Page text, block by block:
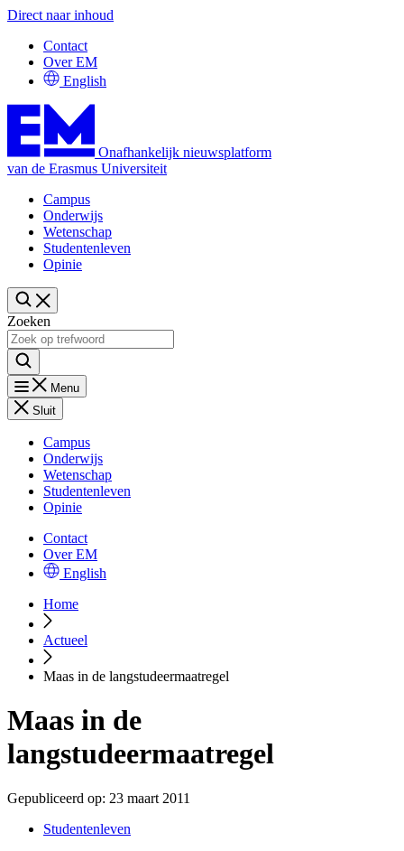
Direct naar inhoud
Contact
Over EM
English
Onafhankelijk nieuwsplatform
van de Erasmus Universiteit
Campus
Onderwijs
Wetenschap
Studentenleven
Opinie
Zoeken
Menu
Sluit
Campus
Onderwijs
Wetenschap
Studentenleven
Opinie
Contact
Over EM
English
Home
Actueel
Maas in de langstudeermaatregel
Maas in de
langstudeermaatregel
Gepubliceerd op: 23 maart 2011
Studentenleven